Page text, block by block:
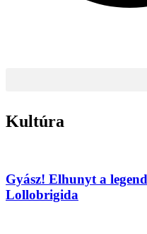
Kultúra
Gyász! Elhunyt a
Lollobrigida